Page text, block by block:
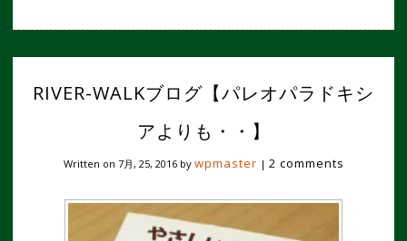
RIVER-WALKブログ【パレオパラドキシ
アよりも・・】
Written on 7月, 25, 2016 by wpmaster | 2 comments